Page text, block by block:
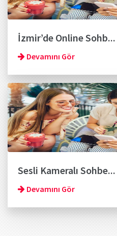
İzmir’de Online Sohb...
Devamını Gör
Sesli Kameralı Sohbe...
Devamını Gör